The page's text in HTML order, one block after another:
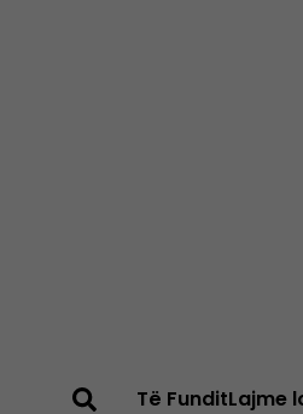
Të FunditLajme